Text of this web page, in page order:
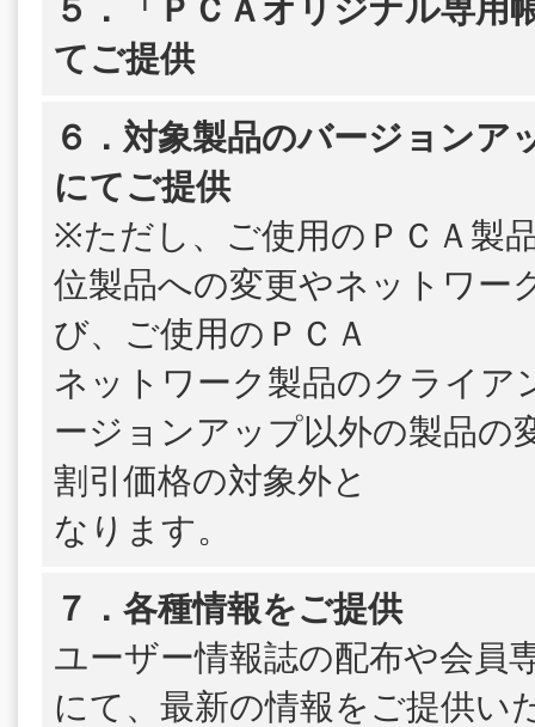
５．「ＰＣＡオリジナル専用
てご提供
６．対象製品のバージョンア
にてご提供
※ただし、ご使用のＰＣＡ製
位製品への変更やネットワー
び、ご使用のＰＣＡ
ネットワーク製品のクライア
ージョンアップ以外の製品の
割引価格の対象外と
なります。
７．各種情報をご提供
ユーザー情報誌の配布や会員
にて、最新の情報をご提供い